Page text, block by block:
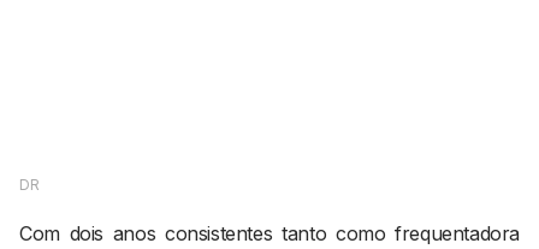
Contactos
DR
Com dois anos consistentes tanto como frequentadora